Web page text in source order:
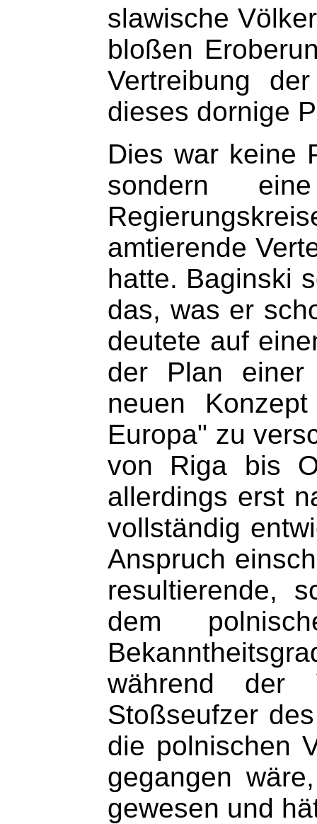
slawische
bloßen
Vertreibung
dieses dornige
Dies war keine
sondern
amtierende
hatte. Baginski
das, was er
deutete auf
der Plan einer
neuen
Europa" zu
von Riga bis
allerdings erst
vollständig
Anspruch
resultierende,
dem
während der
Stoßseufzer
die polnischen
gegangen
gewesen und